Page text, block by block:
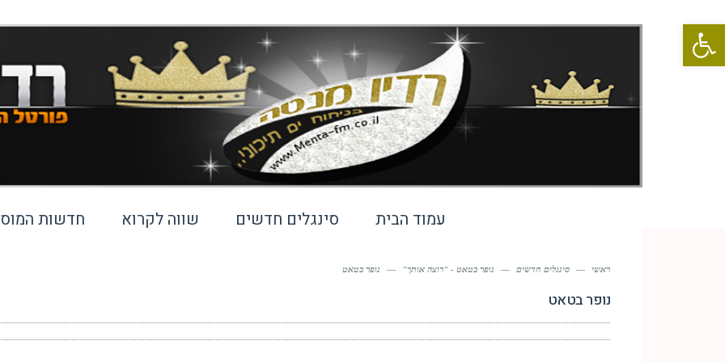
פתח סרגל נגישות
עמוד הבית סינגלים חדשים שווה לקרוא חדשות
ראשי — סינגלים חדשים — נופר בטאט - "רוצה אותך" — נופר בטאט
נופר בטאט